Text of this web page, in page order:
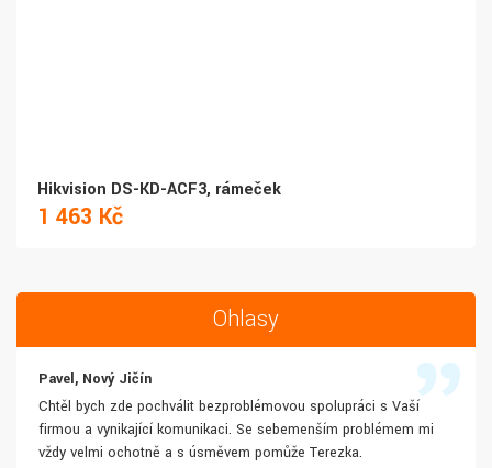
Hikvision DS-KD-ACF3, rámeček
1 463 Kč
Ohlasy
Pavel, Nový Jičín
Chtěl bych zde pochválit bezproblémovou spolupráci s Vaší
firmou a vynikající komunikaci. Se sebemenším problémem mi
vždy velmi ochotně a s úsměvem pomůže Terezka.